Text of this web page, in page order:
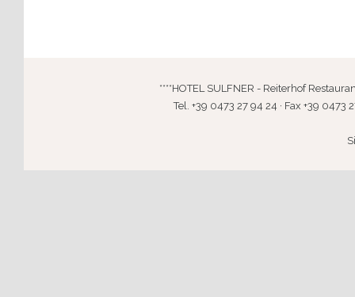
****HOTEL SULFNER - Reiterhof
Tel. +39 0473 27 94 24 · Fax +39 0473